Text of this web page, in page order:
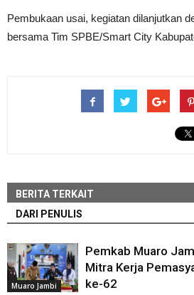
Pembukaan usai, kegiatan dilanjutkan
bersama Tim SPBE/Smart City
BERITA TERKAIT
DARI PENULIS
Muaro Jambi
Pemkab Muaro
Mitra Kerja
ke-62